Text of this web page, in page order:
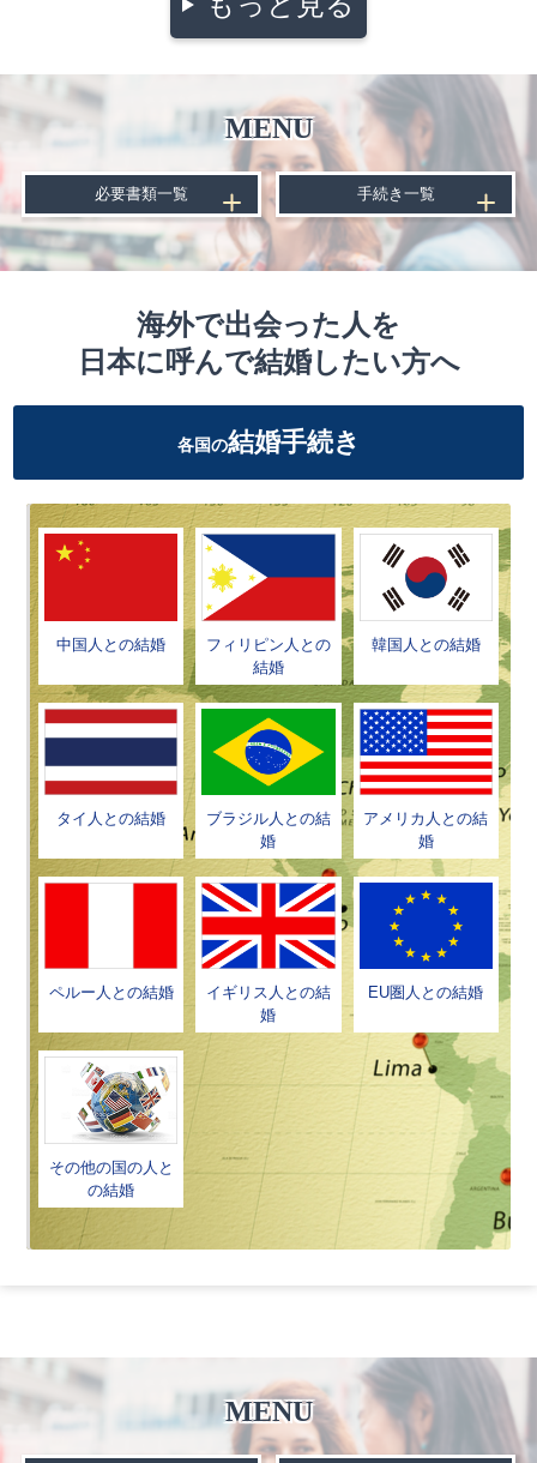
MENU
必要書類一覧 手続き一覧
海外で出会った人を
日本に呼んで結婚したい方へ
各国の結婚手続き
中国人との結婚
フィリピン人との
結婚
韓国人との結婚
タイ人との結婚
ブラジル人との結
婚
アメリカ人との結
婚
ペルー人との結婚
イギリス人との結
婚
EU圏人との結婚
その他の国の人と
の結婚
MENU